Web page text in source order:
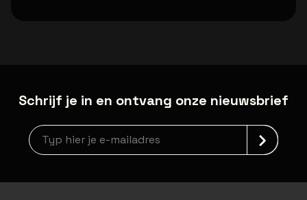
Schrijf je in en ontvang onze nieuwsbrief
Nieuwsbrief aanmelding